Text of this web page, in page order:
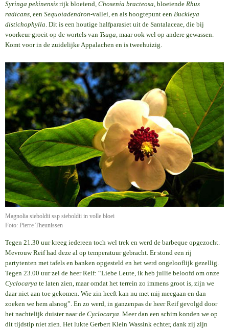
Syringa pekinensis rijk bloeiend, Chosenia bracteosa, bloeiende Rhus
radicans, een Sequoiadendron-vallei, en als hoogtepunt een Buckleya
distichophylla. Dit is een houtige halfparasiet uit de Santalaceae, die bij
voorkeur groeit op de wortels van Tsuga, maar ook wel op andere gewassen.
Komt voor in de zuidelijke Appalachen en is tweehuizig.
Magnolia sieboldii ssp sieboldii in volle bloei
Foto: Pierre Theunissen
Tegen 21.30 uur kreeg iedereen toch wel trek en werd de barbeque opgezocht.
Mevrouw Reif had deze al op temperatuur gebracht. Er stond een rij
partytenten met tafels en banken opgesteld en het werd ongelooflijk gezellig.
Tegen 23.00 uur zei de heer Reif: “Liebe Leute, ik heb jullie beloofd om onze
Cyclocarya te laten zien, maar omdat het terrein zo immens groot is, zijn we
daar niet aan toe gekomen. Wie zin heeft kan nu met mij meegaan en dan
zoeken we hem alsnog”. En zo werd, in ganzenpas de heer Reif gevolgd door
het nachtelijk duister naar de Cyclocarya. Meer dan een schim konden we op
dit tijdstip niet zien. Het lukte Gerbert Klein Wassink echter, dank zij zijn